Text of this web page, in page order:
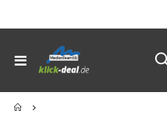
Navigation
umschalten